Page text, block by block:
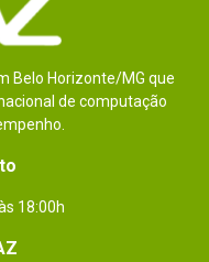
Belo Horizonte/MG que
de computação
18:00h